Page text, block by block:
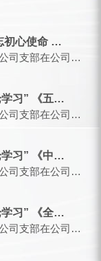
中共滑县自来水公司支部 “不忘初心使命 传承红色基因”主题党...
7月27日上午，中共滑县自来水公司支部在公司大会议室召开会议，组织开展“不忘初心使命 传承红色...
中共滑县自来水公司支部“理论学习” 《五起政绩观偏差典型案件...
7月24日上午，中共滑县自来水公司支部在公司大会议室召开会议，组织开展“理论学习”...
中共滑县自来水公司支部“理论学习” 《中央党的建设工作领导小...
7月17日上午，中共滑县自来水公司支部在公司大会议室召开会议，组织开展“理论学习”...
中共滑县自来水公司支部“理论学习” 《全省树立和践行正确政绩...
7月10日上午，中共滑县自来水公司支部在公司大会议室召开会议，组织开展“理论学习”...